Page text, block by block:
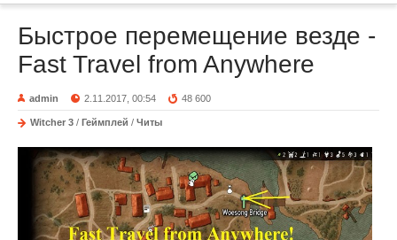
Быстрое перемещение везде -
Fast Travel from Anywhere
admin 2.11.2017, 00:54 48 600
Witcher 3 / Геймплей / Читы